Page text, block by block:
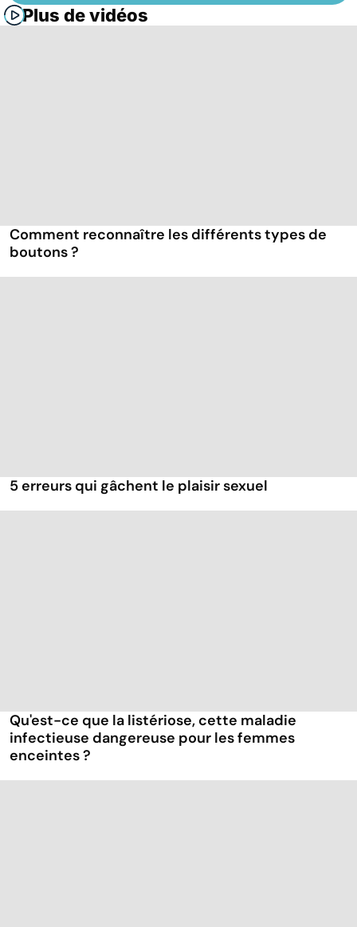
Plus de vidéos
Comment reconnaître les différents types de
boutons ?
5 erreurs qui gâchent le plaisir sexuel
Qu'est-ce que la listériose, cette maladie
infectieuse dangereuse pour les femmes
enceintes ?